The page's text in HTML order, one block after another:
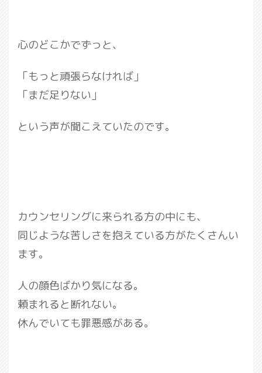
心のどこかでずっと、
「もっと頑張らなければ」
「まだ足りない」
という声が聞こえていたのです。
カウンセリングに来られる方の中にも、
同じような苦しさを抱えている方がたくさんい
ます。
人の顔色ばかり気になる。
頼まれると断れない。
休んでいても罪悪感がある。